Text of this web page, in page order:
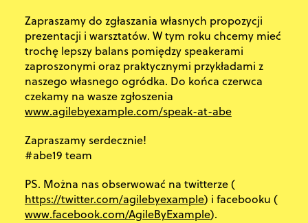
Zapraszamy do zgłaszania własnych propozycji
prezentacji i warsztatów. W tym roku chcemy mieć
trochę lepszy balans pomiędzy speakerami
zaproszonymi oraz praktycznymi przykładami z
naszego własnego ogródka. Do końca czerwca
czekamy na wasze zgłoszenia
www.agilebyexample.com/speak-at-abe
Zapraszamy serdecznie!
#abe19 team
PS. Można nas obserwować na twitterze (
https://twitter.com/agilebyexample) i facebooku (
www.facebook.com/AgileByExample).